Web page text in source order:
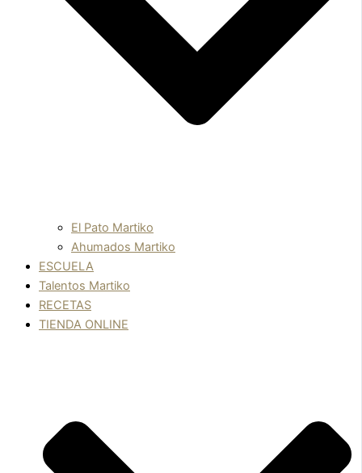
El Pato Martiko
Ahumados Martiko
ESCUELA
Talentos Martiko
RECETAS
TIENDA ONLINE